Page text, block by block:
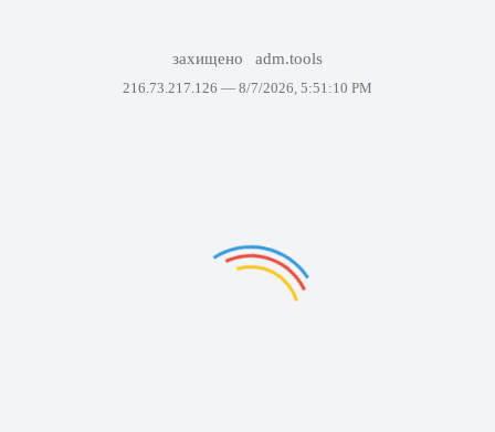
захищено adm.tools
216.73.217.126 — 8/7/2026, 5:51:10 PM